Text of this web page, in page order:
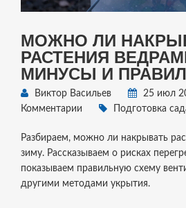
МОЖНО ЛИ
РАСТЕНИЯ
МИНУСЫ И
Виктор Васильев 25 июл
Комментарии
Подготовка
Разбираем, можно ли накрывать
зиму. Рассказываем о рисках
показываем правильную схему
другими методами укрытия.